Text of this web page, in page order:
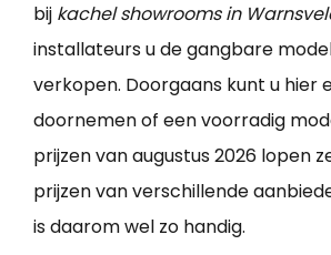
bij kachel showrooms in
installateurs u de gangbare
verkopen. Doorgaans kunt u hier
doornemen of een voorradig
prijzen van augustus 2026 lopen
prijzen van verschillende
is daarom wel zo handig.